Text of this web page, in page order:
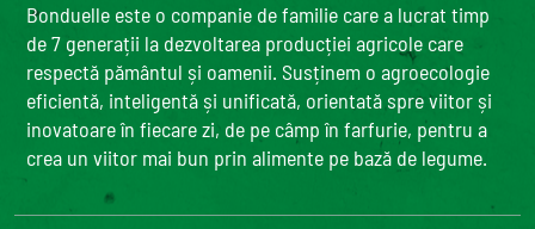
Bonduelle este o companie de familie care a lucrat timp
de 7 generații la dezvoltarea producției agricole care
respectă pământul și oamenii. Susținem o agroecologie
eficientă, inteligentă și unificată, orientată spre viitor și
inovatoare în fiecare zi, de pe câmp în farfurie, pentru a
crea un viitor mai bun prin alimente pe bază de legume.